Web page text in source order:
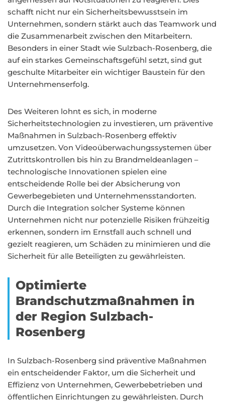
schafft nicht nur ein Sicherheitsbewusstsein im
Unternehmen, sondern stärkt auch das Teamwork und
die Zusammenarbeit zwischen den Mitarbeitern.
Besonders in einer Stadt wie Sulzbach-Rosenberg, die
auf ein starkes Gemeinschaftsgefühl setzt, sind gut
geschulte Mitarbeiter ein wichtiger Baustein für den
Unternehmenserfolg.
Des Weiteren lohnt es sich, in moderne
Sicherheitstechnologien zu investieren, um präventive
Maßnahmen in Sulzbach-Rosenberg effektiv
umzusetzen. Von Videoüberwachungssystemen über
Zutrittskontrollen bis hin zu Brandmeldeanlagen –
technologische Innovationen spielen eine
entscheidende Rolle bei der Absicherung von
Gewerbegebieten und Unternehmensstandorten.
Durch die Integration solcher Systeme können
Unternehmen nicht nur potenzielle Risiken frühzeitig
erkennen, sondern im Ernstfall auch schnell und
gezielt reagieren, um Schäden zu minimieren und die
Sicherheit für alle Beteiligten zu gewährleisten.
Optimierte
Brandschutzmaßnahmen in
der Region Sulzbach-
Rosenberg
In Sulzbach-Rosenberg sind präventive Maßnahmen
ein entscheidender Faktor, um die Sicherheit und
Effizienz von Unternehmen, Gewerbebetrieben und
öffentlichen Einrichtungen zu gewährleisten. Durch